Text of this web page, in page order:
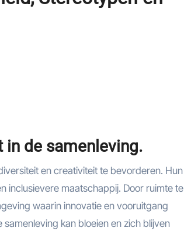
de samenleving.
en creativiteit te bevorderen. Hun
inclusievere maatschappij. Door ruimte te
waarin innovatie en vooruitgang
kan bloeien en zich blijven